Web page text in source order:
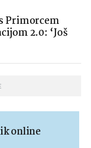
Primorcem
2.0: ‘Još
online